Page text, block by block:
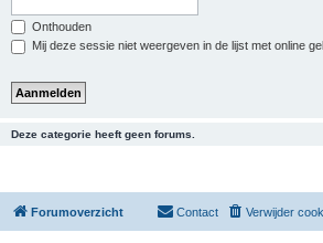
Onthouden
Mij deze sessie niet weergeven in de lijst met online
Deze categorie heeft geen forums.
Forumoverzicht Verwijder
Contact